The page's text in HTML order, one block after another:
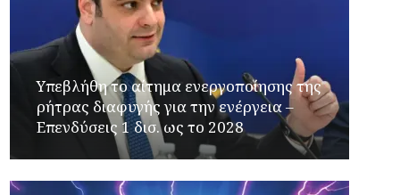
Υπεβλήθη το αίτημα ενεργοποίησης της
ρήτρας διαφυγής για την ενέργεια –
Επενδύσεις 1 δισ. ως το 2028